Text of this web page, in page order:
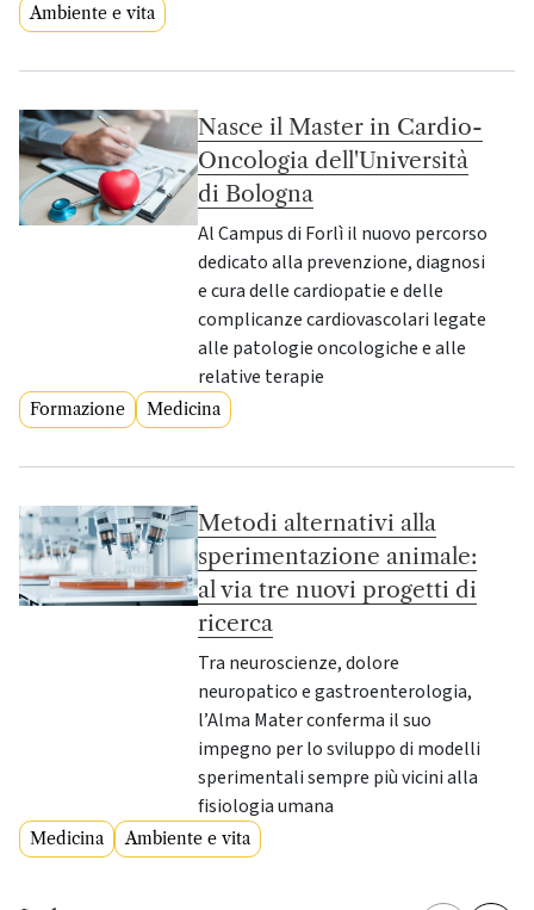
Ambiente e vita
Nasce il Master in Cardio-
Oncologia dell'Università
di Bologna
Al Campus di Forlì il nuovo percorso
dedicato alla prevenzione, diagnosi
e cura delle cardiopatie e delle
complicanze cardiovascolari legate
alle patologie oncologiche e alle
relative terapie
Formazione Medicina
Metodi alternativi alla
sperimentazione animale:
al via tre nuovi progetti di
ricerca
Tra neuroscienze, dolore
neuropatico e gastroenterologia,
l’Alma Mater conferma il suo
impegno per lo sviluppo di modelli
sperimentali sempre più vicini alla
fisiologia umana
Medicina Ambiente e vita